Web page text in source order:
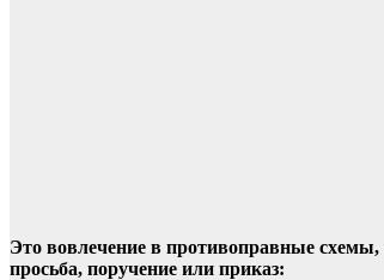
Это вовлечение в противоправные
просьба, поручение или приказ: